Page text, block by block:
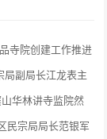
寺院创建工作推进
局副局长江龙表主
华林讲寺监院然
民宗局局长范银军